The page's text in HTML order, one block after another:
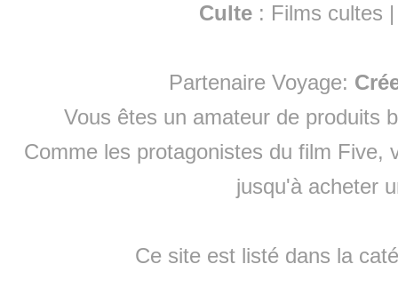
Culte : Films cultes
Partenaire Voyage:
Vous êtes un amateur de produits
Comme les protagonistes du film Five,
jusqu'à acheter
Ce site est listé dans la